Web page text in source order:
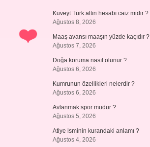
Kuveyt Türk altın hesabı caiz midir ?
Ağustos 8, 2026
Maaş avansı maaşın yüzde kaçıdır ?
Ağustos 7, 2026
Doğa koruma nasıl olunur ?
Ağustos 6, 2026
Kumrunun özellikleri nelerdir ?
Ağustos 6, 2026
Avlanmak spor mudur ?
Ağustos 5, 2026
Atiye isminin kurandaki anlamı ?
Ağustos 4, 2026